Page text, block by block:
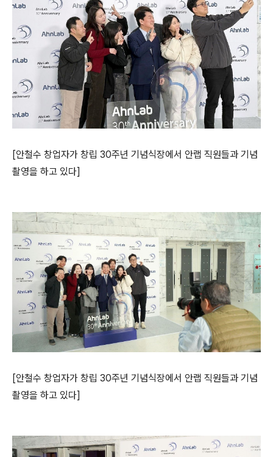
[안철수 창업자가 창립 30주년 기념식장에서 안랩 직원들과 기념
촬영을 하고 있다]
[안철수 창업자가 창립 30주년 기념식장에서 안랩 직원들과 기념
촬영을 하고 있다]